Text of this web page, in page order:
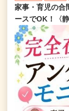
家事・育児の合
ースでOK！〈静